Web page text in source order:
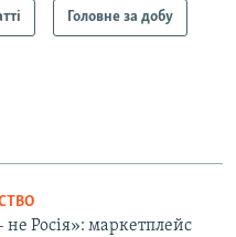
Головне за добу
Росія»: маркетплейс